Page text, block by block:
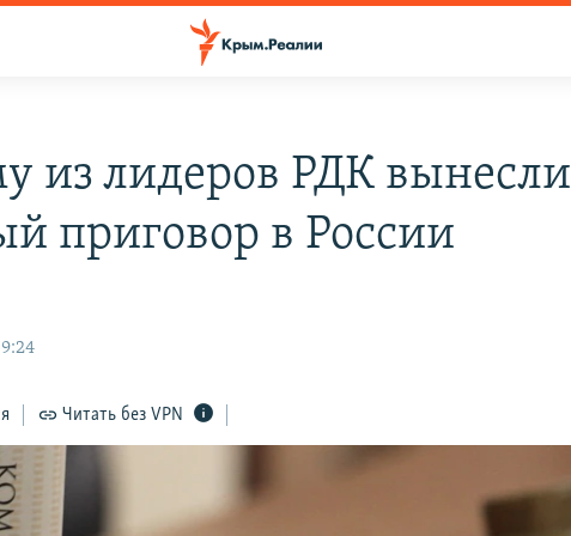
из лидеров РДК вынесли
приговор в России
Читать без VPN